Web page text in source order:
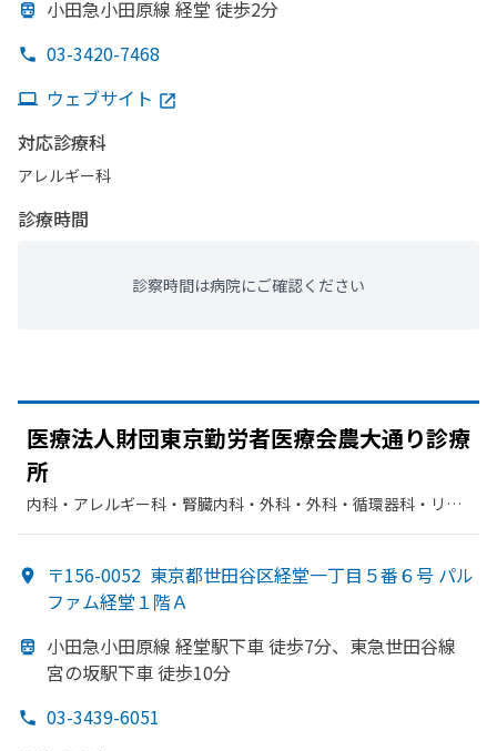
小田急小田原線 経堂 徒歩2分
03-3420-7468
ウェブサイト
対応診療科
アレルギー科
診療時間
診察時間は病院にご確認ください
医療法人財団東京勤労者医療会農大通り診療
所
内科・​アレルギー科・​腎臓内科・外科・​外科・​循環器科・​リウ
〒156-0052 東京都世田谷区経堂一丁目５番６号 パル
ファム経堂１階Ａ
小田急小田原線 経堂駅下車 徒歩7分、 東急世田谷線
宮の坂駅下車 徒歩10分
03-3439-6051